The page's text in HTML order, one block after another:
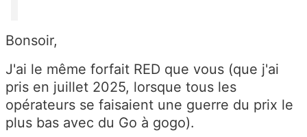
Bonsoir,
J'ai le même forfait RED que vous (que j'ai
pris en juillet 2025, lorsque tous les
opérateurs se faisaient une guerre du prix le
plus bas avec du Go à gogo).